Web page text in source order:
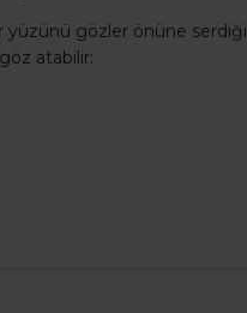
yüzünü gözler önüne serdiği
atabilir: